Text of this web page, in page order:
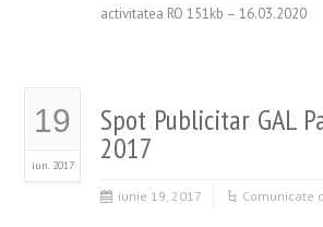
activitatea RO 151kb – 16.03.2020
19
iun. 2017
Spot Publicitar GAL
2017
iunie 19, 2017 Comunicate